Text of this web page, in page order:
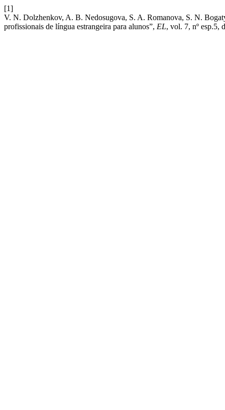
[1]
V. N. Dolzhenkov, A. B. Nedosugova, S. A. Romanova, S. N.
profissionais de língua estrangeira para alunos”, EL, vol. 7, nº esp.5,